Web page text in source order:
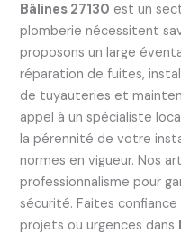
Bâlines 27130 est un
plomberie nécessitent
proposons un large
réparation de fuites,
de tuyauteries et
appel à un spécialiste
la pérennité de votre
normes en vigueur. Nos
professionnalisme pour
sécurité. Faites
projets ou urgences dans